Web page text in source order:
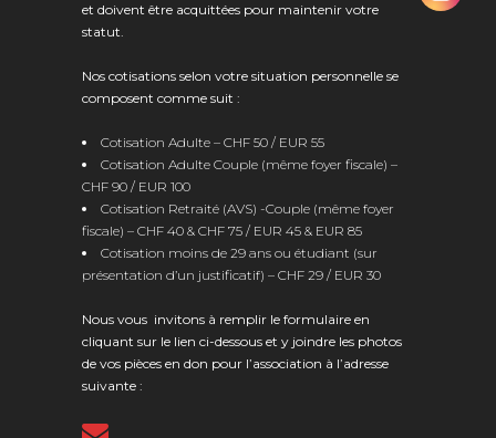
et doivent être acquittées pour maintenir votre
statut.
Nos cotisations selon votre situation personnelle se
composent comme suit :
Cotisation Adulte – CHF 50 / EUR 55
Cotisation Adulte Couple (même foyer fiscale) –
CHF 90 / EUR 100
Cotisation Retraité (AVS) -Couple (même foyer
fiscale) – CHF 40 & CHF 75 / EUR 45 & EUR 85
Cotisation moins de 29 ans ou étudiant (sur
présentation d’un justificatif) – CHF 29 / EUR 30
Nous vous invitons à remplir le formulaire en
cliquant sur le lien ci-dessous et y joindre les photos
de vos pièces en don pour l’association à l’adresse
suivante :